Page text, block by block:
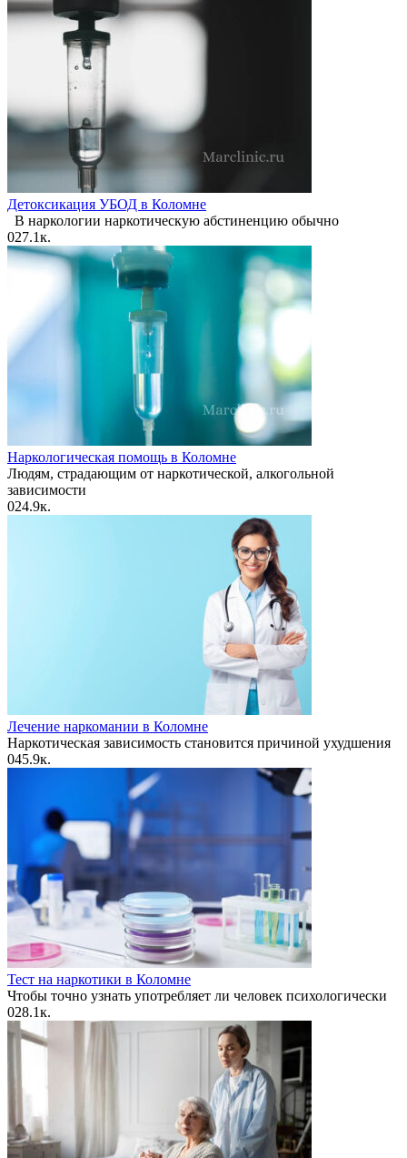
​​Детоксикация УБОД в Коломне
В наркологии наркотическую абстиненцию обычно
027.1к.
Наркологическая помощь в Коломне
Людям, страдающим от наркотической, алкогольной
зависимости
024.9к.
Лечение наркомании в Коломне
Наркотическая зависимость становится причиной ухудшения
045.9к.
Тест на наркотики в Коломне
Чтобы точно узнать употребляет ли человек психологически
028.1к.